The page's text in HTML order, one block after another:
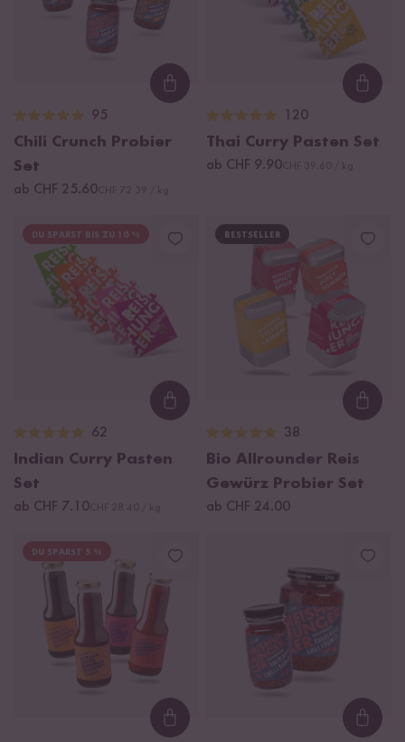
Loading...
95
Chili Crunch Probier
Set
ab CHF 25.60
120
Thai Curry Pasten Set
ab CHF 9.90
DU SPARST BIS ZU 10 %
Loading...
62
Indian Curry Pasten
Set
ab CHF 7.10
BESTSELLER
38
Bio Allrounder Reis
Gewürz Probier Set
ab CHF 24.00
DU SPARST 5 %
Loading...